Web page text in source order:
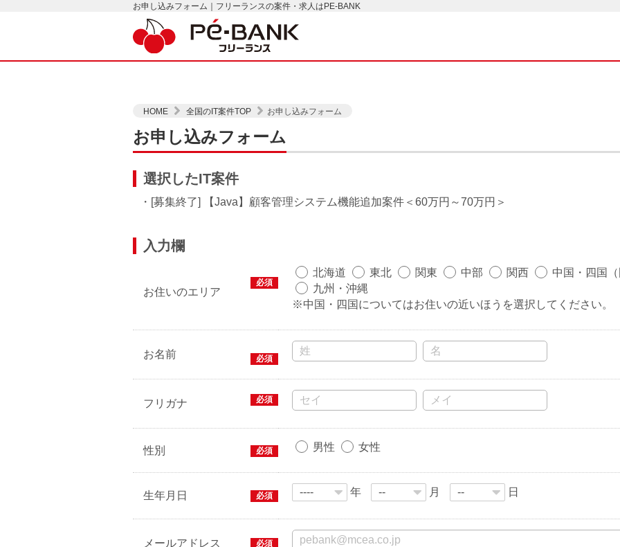
お申し込みフォーム｜フリーランスの案件・求人はPE-BANK
HOME 全国のIT案件TOP お申し込みフォーム
お申し込みフォーム
選択したIT案件
・[募集終了] 【Java】顧客管理システム機能追加案件 60万円～70万円
入力欄
お住いのエリア
必須
北海道 東北 関東 中部 関西 中国・四国（
九州・沖縄
※中国・四国についてはお住いの近いほうを選択してください。
お名前 必須
フリガナ 必須
性別 必須 男性 女性
生年月日 必須 年 月 日
メールアドレス 必須